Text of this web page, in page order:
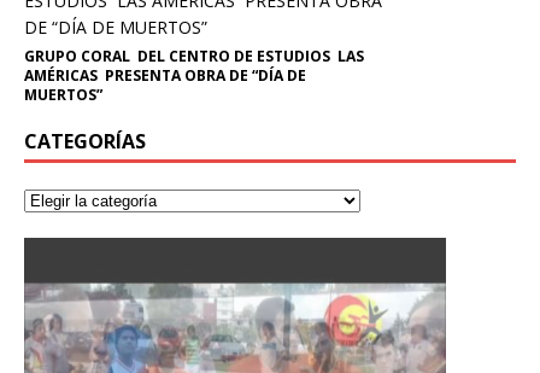
GRUPO CORAL DEL CENTRO DE ESTUDIOS LAS
AMÉRICAS PRESENTA OBRA DE “DÍA DE
MUERTOS”
CATEGORÍAS